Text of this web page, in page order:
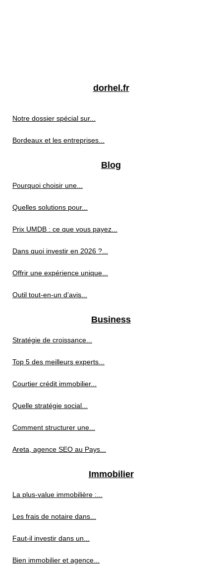
dorhel.fr
Notre dossier spécial sur...
Bordeaux et les entreprises...
Blog
Pourquoi choisir une...
Quelles solutions pour...
Prix UMDB : ce que vous payez...
Dans quoi investir en 2026 ?...
Offrir une expérience unique...
Outil tout-en-un d’avis...
Business
Stratégie de croissance...
Top 5 des meilleurs experts...
Courtier crédit immobilier...
Quelle stratégie social...
Comment structurer une...
Areta, agence SEO au Pays...
Immobilier
La plus-value immobilière :...
Les frais de notaire dans...
Faut-il investir dans un...
Bien immobilier et agence...